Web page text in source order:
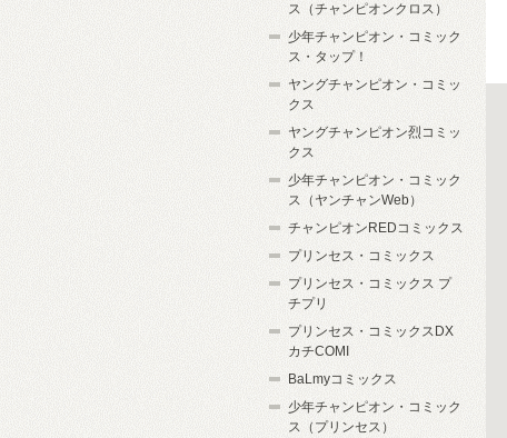
ス（チャンピオンクロス）
少年チャンピオン・コミック
ス・タップ！
ヤングチャンピオン・コミッ
クス
ヤングチャンピオン烈コミッ
クス
少年チャンピオン・コミック
ス（ヤンチャンWeb）
チャンピオンREDコミックス
プリンセス・コミックス
プリンセス・コミックス プ
チプリ
プリンセス・コミックスDX
カチCOMI
BaLmyコミックス
少年チャンピオン・コミック
ス（プリンセス）